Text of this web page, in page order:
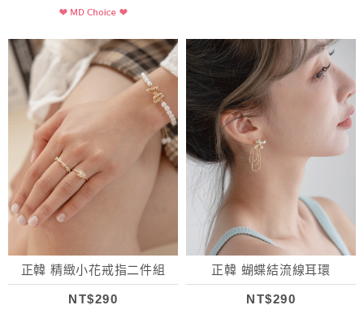
正韓 精緻小花戒指二件組
NT$290
正韓 蝴蝶結流線耳環
NT$290